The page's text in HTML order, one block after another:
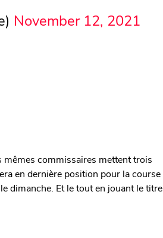
November 12, 2021
mêmes commissaires mettent trois
en dernière position pour la course
dimanche. Et le tout en jouant le titre.